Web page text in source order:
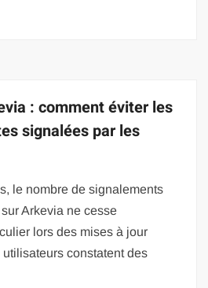
: comment éviter les
signalées par les
le nombre de signalements
Arkevia ne cesse
lors des mises à jour
constatent des